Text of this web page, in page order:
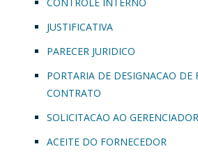
JUSTIFICATIVA
PARECER JURIDICO
PORTARIA DE DESIGNACAO DE
CONTRATO
SOLICITACAO AO
ACEITE DO FORNECEDOR